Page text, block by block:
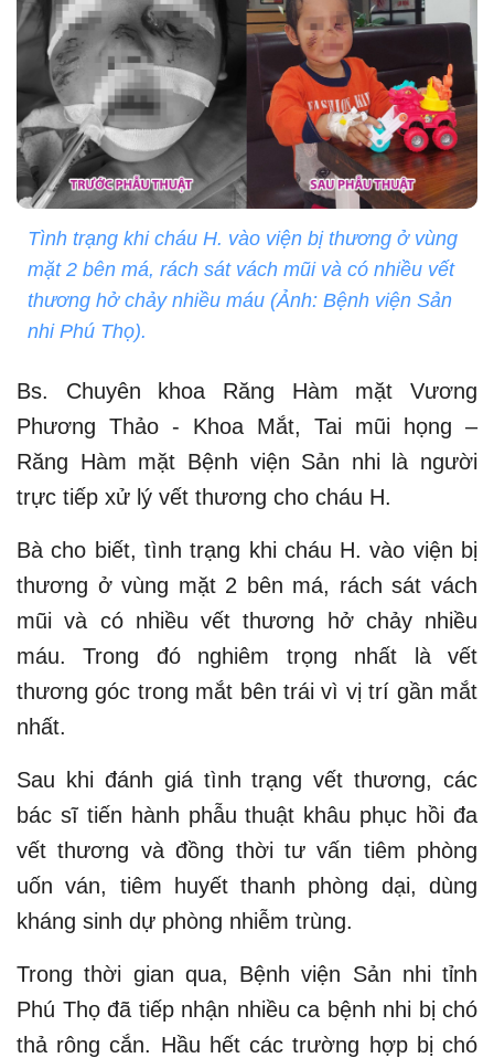
Tình trạng khi cháu H. vào viện bị thương ở vùng
mặt 2 bên má, rách sát vách mũi và có nhiều vết
thương hở chảy nhiều máu (Ảnh: Bệnh viện Sản
nhi Phú Thọ).
Bs. Chuyên khoa Răng Hàm mặt Vương
Phương Thảo - Khoa Mắt, Tai mũi họng –
Răng Hàm mặt Bệnh viện Sản nhi là người
trực tiếp xử lý vết thương cho cháu H.
Bà cho biết, tình trạng khi cháu H. vào viện bị
thương ở vùng mặt 2 bên má, rách sát vách
mũi và có nhiều vết thương hở chảy nhiều
máu. Trong đó nghiêm trọng nhất là vết
thương góc trong mắt bên trái vì vị trí gần mắt
nhất.
Sau khi đánh giá tình trạng vết thương, các
bác sĩ tiến hành phẫu thuật khâu phục hồi đa
vết thương và đồng thời tư vấn tiêm phòng
uốn ván, tiêm huyết thanh phòng dại, dùng
kháng sinh dự phòng nhiễm trùng.
Trong thời gian qua, Bệnh viện Sản nhi tỉnh
Phú Thọ đã tiếp nhận nhiều ca bệnh nhi bị chó
thả rông cắn. Hầu hết các trường hợp bị chó